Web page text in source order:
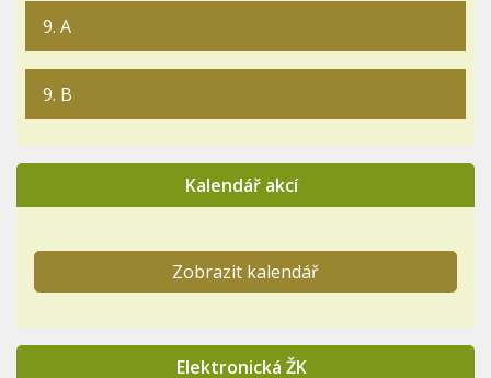
9. A
9. B
Kalendář akcí
Zobrazit kalendář
Elektronická ŽK